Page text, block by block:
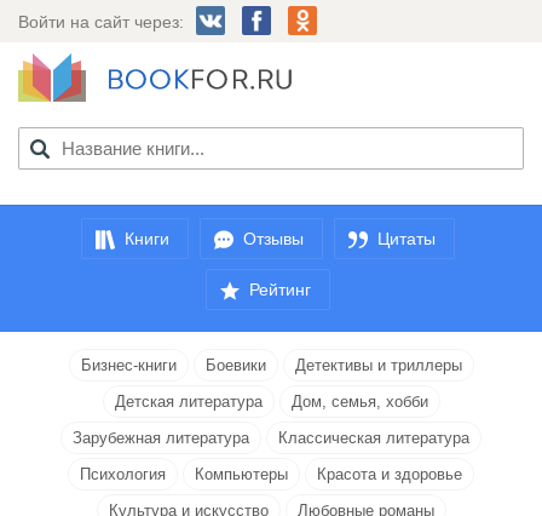
Войти на сайт через:
Книги Отзывы Цитаты
Рейтинг
Бизнес-книги Боевики
Детективы и триллеры
Детская литература
Дом, семья, хобби
Зарубежная литература
Классическая литература
Психология
Компьютеры
Красота и здоровье
Культура и искусство
Любовные романы